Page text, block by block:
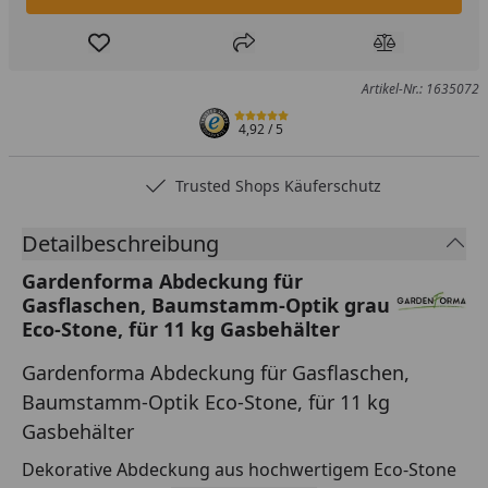
Produkt zur Wunschliste hinzufügen
Teilen Produkt
Artikel-Nr.: 1635072
4,92/ 5
Trusted Shops Käuferschutz
Detailbeschreibung
Gardenforma Abdeckung für
Gasflaschen, Baumstamm-Optik grau
Eco-Stone, für 11 kg Gasbehälter
Gardenforma Abdeckung für Gasflaschen,
Baumstamm-Optik Eco-Stone, für 11 kg
Gasbehälter
Dekorative Abdeckung aus hochwertigem Eco-Stone